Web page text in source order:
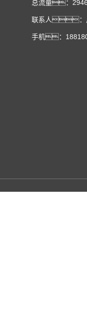
总流量：
联系人：
手机：